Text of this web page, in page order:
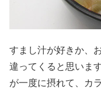
すまし汁が好きか、
違ってくると思いま
が一度に摂れて、カ